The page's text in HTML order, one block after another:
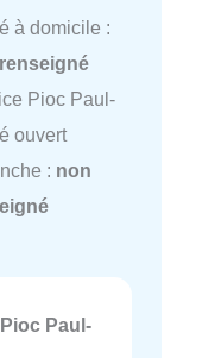
à domicile :
Pioc Paul-
ouvert
: non
Pioc Paul-